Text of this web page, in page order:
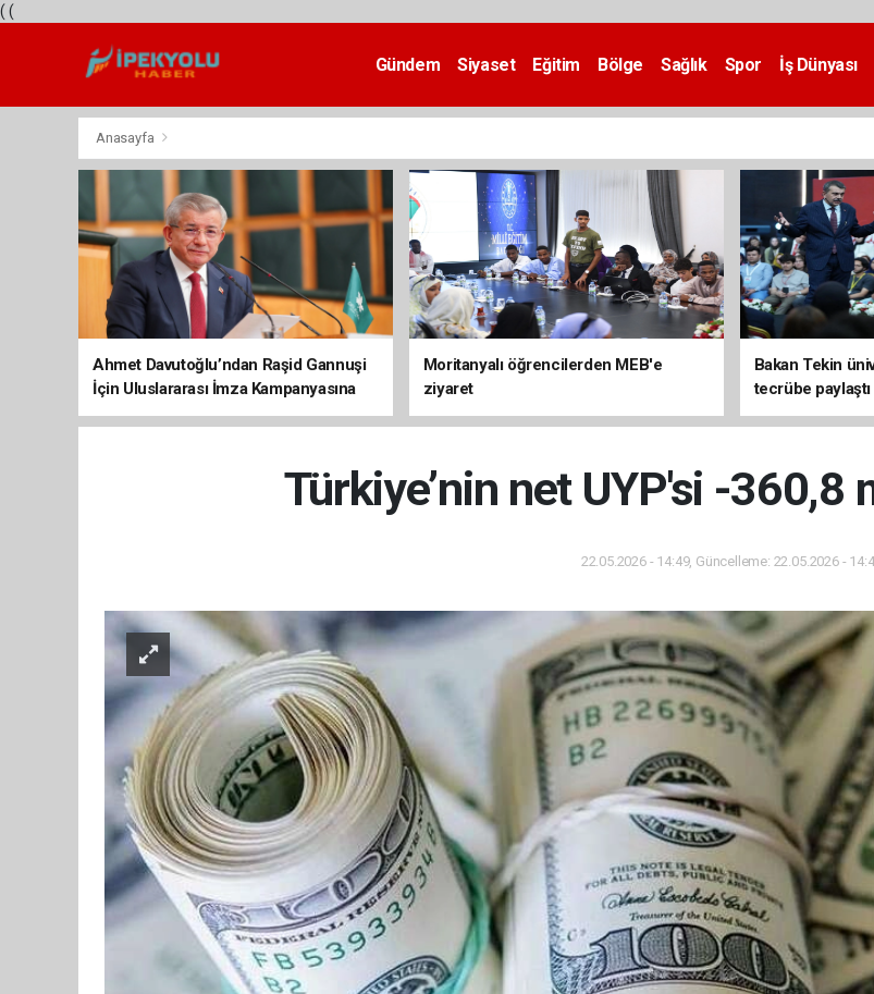
( (
Gündem Siyaset Eğitim Bölge Sağlık Spor İş Dünyası
Anasayfa
Ahmet Davutoğlu’ndan Raşid Gannuşi
İçin Uluslararası İmza Kampanyasına
Destek
Moritanyalı öğrencilerden MEB'e
ziyaret
Bakan Tekin
tecrübe paylaştı
Türkiye’nin net UYP'si -360,8
22.05.2026 - 14:49, Güncelleme: 22.05.2026 -